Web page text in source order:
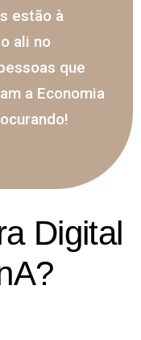
estão à
ali no
que
a Economia
Digital